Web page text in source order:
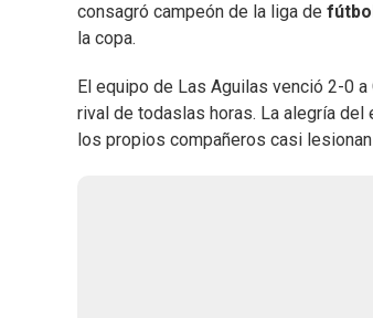
consagró campeón de la liga de
la copa.
El equipo de Las Aguilas venció 2-0
rival de todaslas horas. La alegría
los propios compañeros casi